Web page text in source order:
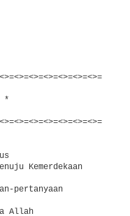
e-Buku ><>
Buku *
2005
Kemerdekaan
pertanyaan
Allah